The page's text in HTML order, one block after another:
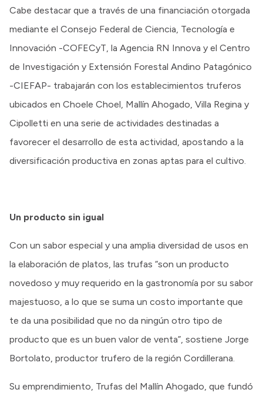
Cabe destacar que a través de una financiación otorgada
mediante el Consejo Federal de Ciencia, Tecnología e
Innovación -COFECyT, la Agencia RN Innova y el Centro
de Investigación y Extensión Forestal Andino Patagónico
-CIEFAP- trabajarán con los establecimientos truferos
ubicados en Choele Choel, Mallín Ahogado, Villa Regina y
Cipolletti en una serie de actividades destinadas a
favorecer el desarrollo de esta actividad, apostando a la
diversificación productiva en zonas aptas para el cultivo.
Un producto sin igual
Con un sabor especial y una amplia diversidad de usos en
la elaboración de platos, las trufas “son un producto
novedoso y muy requerido en la gastronomía por su sabor
majestuoso, a lo que se suma un costo importante que
te da una posibilidad que no da ningún otro tipo de
producto que es un buen valor de venta”, sostiene Jorge
Bortolato, productor trufero de la región Cordillerana.
Su emprendimiento, Trufas del Mallín Ahogado, que fundó